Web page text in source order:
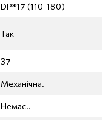
DP*17 (110-180)
Так
37
Механічна.
Немає..